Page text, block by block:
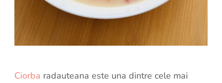
Ciorba radauteana este una dintre cele mai